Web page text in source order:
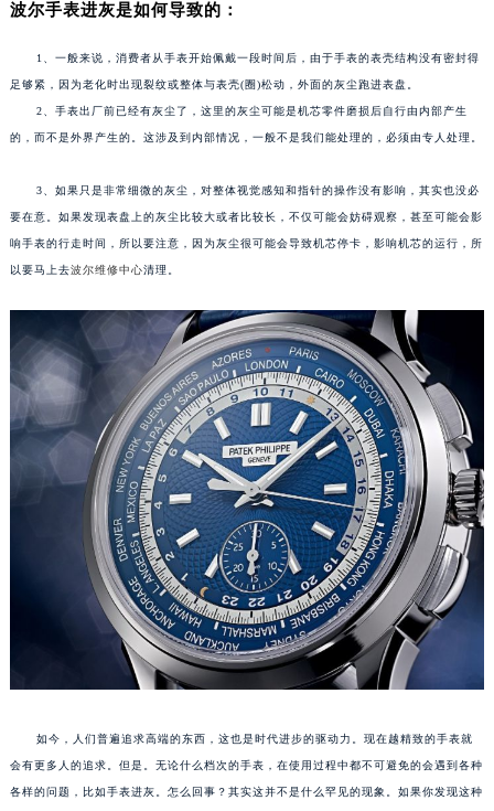
深圳市罗湖区深南东路5001号华润大厦写字楼17层1701室（需提前预约）
厦门市思明区湖滨东路95号华润大厦写字楼B座11层1104室（需提前预约）
福州市鼓楼区五四路128-1号恒力城写字楼15层03室（需提前预约）
长沙市芙蓉区定王台街道建湘路393号世茂环球金融中心写字楼（芙蓉广场）10层13室（需提前预约）
乌鲁木齐市天山区红山路26号时代广场（CCMALL）C座17层17-B（需提前预约）
温州市鹿城区锦绣路1067号置信广场10层1015室（需提前预约）
大连市中山区人民路15号国际金融大厦7层G室（需提前预约）
佛山市禅城区季华五路57号万科金融中心C座12层1205室（需提前预约）
东莞市东城街道鸿福东路1号民盈国贸中心T1写字楼9层907室（需提前预约）
无锡市梁溪区人民中路139号恒隆广场写字楼1座11层1104室（需提前预约）
南通市崇川区工农路57号圆融广场写字楼16层1603室（需提前预约）
苏州市苏州工业园区星港街199号苏州中心办公楼C座22层08室（需提前预约）
合肥市蜀山区潜山路111号万象城华润大厦B座12楼03室（需提前预约）
泉州市丰泽区宝洲路729号浦西万达中心写字楼A座7楼709室（需提前预约）
青岛市南区山东路6号华润大厦B座22层04室（需提前预约）
波尔手表进灰是如何导致的：
1、一般来说，消费者从手表开始佩戴一段时间后，由于手表的表壳结构没有密封得
足够紧，因为老化时出现裂纹或整体与表壳(圈)松动，外面的灰尘跑进表盘。
2、手表出厂前已经有灰尘了，这里的灰尘可能是机芯零件磨损后自行由内部产生
的，而不是外界产生的。这涉及到内部情况，一般不是我们能处理的，必须由专人处理。
3、如果只是非常细微的灰尘，对整体视觉感知和指针的操作没有影响，其实也没必
要在意。如果发现表盘上的灰尘比较大或者比较长，不仅可能会妨碍观察，甚至可能会影
响手表的行走时间，所以要注意，因为灰尘很可能会导致机芯停卡，影响机芯的运行，所
以要马上去波尔维修中心清理。
如今，人们普遍追求高端的东西，这也是时代进步的驱动力。现在越精致的手表就
会有更多人的追求。但是。无论什么档次的手表，在使用过程中都不可避免的会遇到各种
各样的问题，比如手表进灰。怎么回事？其实这并不是什么罕见的现象。如果你发现这种